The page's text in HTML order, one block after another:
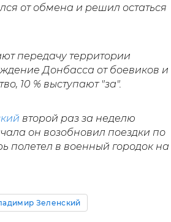
от обмена и решил остаться
передачу территории
Донбасса от боевиков и
10 % выступают "за".
второй раз за неделю
он возобновил поездки по
полетел в военный городок на
Зеленский